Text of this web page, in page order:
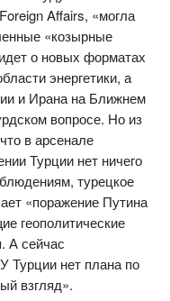
Affairs, «могла
«козырные
о новых форматах
энергетики, а
и Ирана на Ближнем
вопросе. Но из
в арсенале
Турции нет ничего
турецкое
«поражение Путина
геополитические
А сейчас
Турции нет плана по
взгляд».